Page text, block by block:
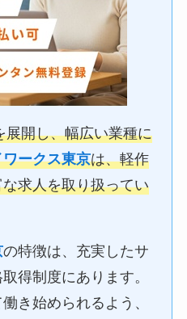
展開し、幅広い業種に
ークス東京は、軽作
求人を取り扱ってい
の特徴は、充実したサ
得制度にあります。
き始められるよう、